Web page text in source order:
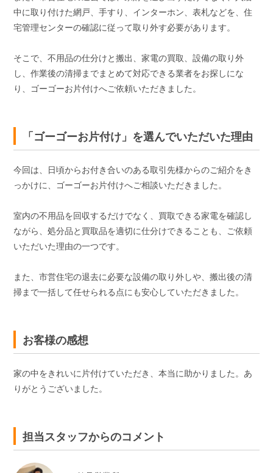
中に取り付けた網戸、手すり、インターホン、表札などを、住
宅管理センターの確認に従って取り外す必要があります。
そこで、不用品の仕分けと搬出、家電の買取、設備の取り外
し、作業後の清掃までまとめて対応できる業者をお探しにな
り、ゴーゴーお片付けへご依頼いただきました。
「ゴーゴーお片付け」を選んでいただいた理由
今回は、日頃からお付き合いのある取引先様からのご紹介をき
っかけに、ゴーゴーお片付けへご相談いただきました。
室内の不用品を回収するだけでなく、買取できる家電を確認し
ながら、処分品と買取品を適切に仕分けできることも、ご依頼
いただいた理由の一つです。
また、市営住宅の退去に必要な設備の取り外しや、搬出後の清
掃まで一括して任せられる点にも安心していただきました。
お客様の感想
家の中をきれいに片付けていただき、本当に助かりました。あ
りがとうございました。
担当スタッフからのコメント